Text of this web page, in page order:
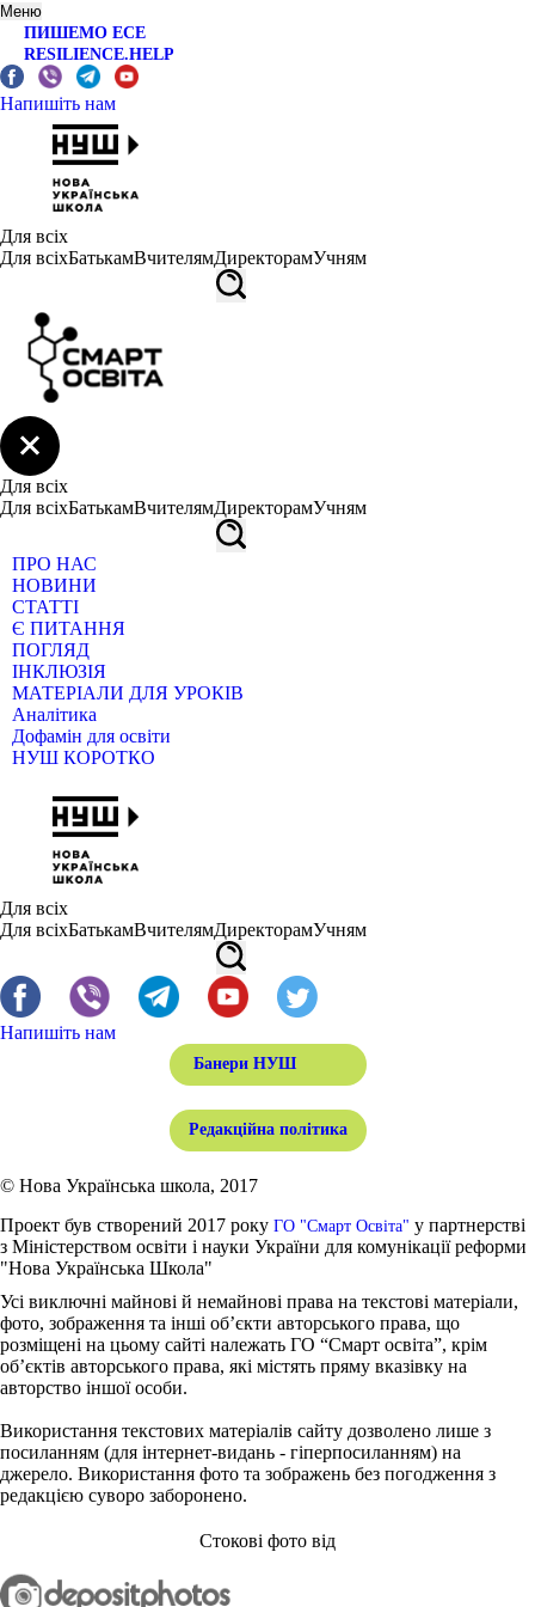
Меню
ПИШЕМО ЕСЕ
RESILIENCE.HELP
Напишіть нам
Для всіх
Для всіхБатькамВчителямДиректорамУчням
Для всіх
Для всіхБатькамВчителямДиректорамУчням
ПРО НАС
НОВИНИ
СТАТТІ
Є ПИТАННЯ
ПОГЛЯД
ІНКЛЮЗІЯ
МАТЕРІАЛИ ДЛЯ УРОКІВ
Аналітика
Дофамін для освіти
НУШ КОРОТКО
Для всіх
Для всіхБатькамВчителямДиректорамУчням
Напишіть нам
Банери НУШ
Редакційна політика
© Нова Українська школа, 2017
Проект був створений 2017 року ГО "Смарт Освіта" у партнерстві
з Міністерством освіти і науки України для комунікації реформи
"Нова Українська Школа"
Усі виключні майнові й немайнові права на текстові матеріали,
фото, зображення та інші об’єкти авторського права, що
розміщені на цьому сайті належать ГО “Смарт освіта”, крім
об’єктів авторського права, які містять пряму вказівку на
авторство іншої особи.
Використання текстових матеріалів сайту дозволено лише з
посиланням (для інтернет-видань - гіперпосиланням) на
джерело. Використання фото та зображень без погодження з
редакцією суворо заборонено.
Стокові фото від